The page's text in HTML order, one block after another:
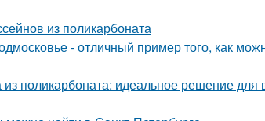
из поликарбоната
- отличный пример того, как
поликарбоната: идеальное решение для